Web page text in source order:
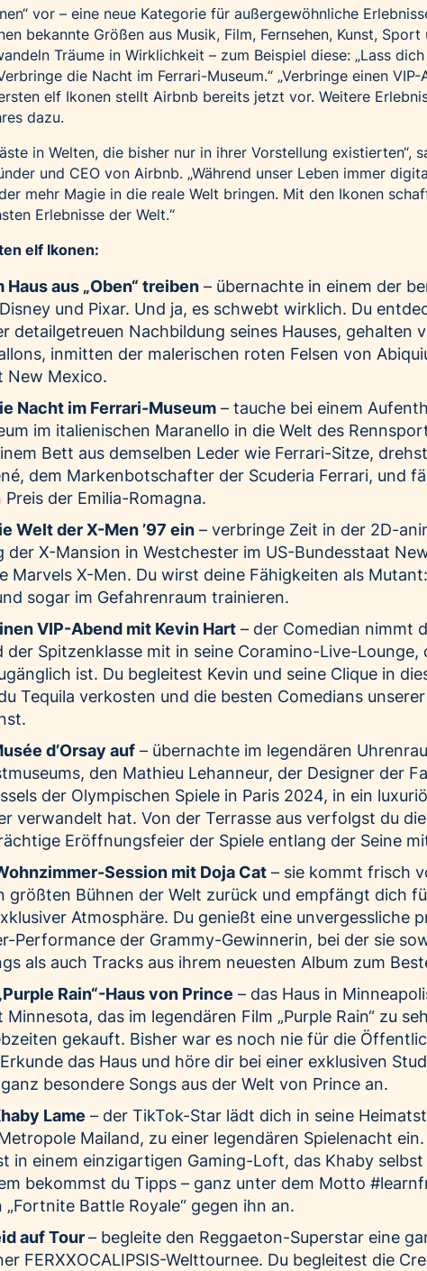
vor – eine neue Kategorie für außergewöhnliche
bekannte Größen aus Musik, Film, Fernsehen, Kunst, Sport
Träume in Wirklichkeit – zum Beispiel diese: „Lass
die Nacht im Ferrari-Museum.“ „Verbringe einen
elf Ikonen stellt Airbnb bereits jetzt vor. Weitere
dazu.
in Welten, die bisher nur in ihrer Vorstellung existierten“,
und CEO von Airbnb. „Während unser Leben immer
mehr Magie in die reale Welt bringen. Mit den Ikonen
Erlebnisse der Welt.“
elf Ikonen:
Haus aus „Oben“ treiben – übernachte in einem der
und Pixar. Und ja, es schwebt wirklich. Du
detailgetreuen Nachbildung seines Hauses, gehalten
inmitten der malerischen roten Felsen von
New Mexico.
Nacht im Ferrari-Museum – tauche bei einem
im italienischen Maranello in die Welt des
Bett aus demselben Leder wie Ferrari-Sitze,
dem Markenbotschafter der Scuderia Ferrari, und
Preis der Emilia-Romagna.
Welt der X-Men ’97 ein – verbringe Zeit in der 2D-
der X-Mansion in Westchester im US-Bundesstaat
Marvels X-Men. Du wirst deine Fähigkeiten als
sogar im Gefahrenraum trainieren.
VIP-Abend mit Kevin Hart – der Comedian nimmt
der Spitzenklasse mit in seine Coramino-Live-Lounge,
ist. Du begleitest Kevin und seine Clique in
Tequila verkosten und die besten Comedians
d’Orsay auf – übernachte im legendären
den Mathieu Lehanneur, der Designer der
der Olympischen Spiele in Paris 2024, in ein
verwandelt hat. Von der Terrasse aus verfolgst du die
Eröffnungsfeier der Spiele entlang der Seine
Session mit Doja Cat – sie kommt frisch
größten Bühnen der Welt zurück und empfängt dich
Atmosphäre. Du genießt eine unvergessliche
Performance der Grammy-Gewinnerin, bei der sie
als auch Tracks aus ihrem neuesten Album zum
Rain“-Haus von Prince – das Haus in
Minnesota, das im legendären Film „Purple Rain“ zu
gekauft. Bisher war es noch nie für die
das Haus und höre dir bei einer exklusiven
besondere Songs aus der Welt von Prince an.
Lame – der TikTok-Star lädt dich in seine
Mailand, zu einer legendären Spielenacht ein.
in einem einzigartigen Gaming-Loft, das Khaby
bekommst du Tipps – ganz unter dem Motto
Battle Royale“ gegen ihn an.
auf Tour– begleite den Reggaeton-Superstar eine
FERXXOCALIPSIS-Welttournee. Du begleitest die